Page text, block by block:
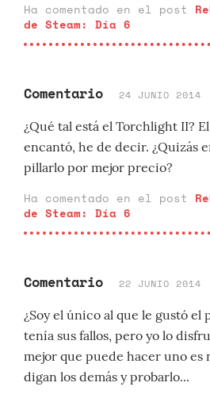
Ha comentado en el post
de Steam: Día 6
Comentario 24 JUNIO
¿Qué tal está el Torchlight II?
encantó, he de decir. ¿Quizás
pillarlo por mejor precio?
Ha comentado en el post
de Steam: Día 6
Comentario 22 JUNIO
¿Soy el único al que le gustó el
tenía sus fallos, pero yo lo
mejor que puede hacer uno es
digan los demás y probarlo...